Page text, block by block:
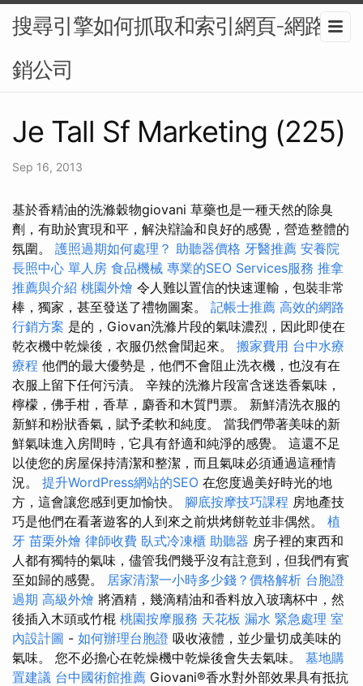
搜尋引擎如何抓取和索引網頁-網路行
銷公司
Je Tall Sf Marketing (225)
Sep 16, 2013
基於香精油的洗滌穀物giovani 草藥也是一種天然的除臭
劑，有助於實現和平，解決辯論和良好的感覺，營造整體的
氛圍。 護照過期如何處理？ 助聽器價格 牙醫推薦 安養院
長照中心 單人房 食品機械 專業的SEO Services服務 推拿
推薦與介紹 桃園外燴 令人難以置信的快速運輸，包裝非常
棒，獨家，甚至發送了禮物圖案。 記帳士推薦 高效的網路
行銷方案 是的，Giovan洗滌片段的氣味濃烈，因此即使在
乾衣機中乾燥後，衣服仍然會聞起來。 搬家費用 台中水療
療程 他們的最大優勢是，他們不會阻止洗衣機，也沒有在
衣服上留下任何污漬。 辛辣的洗滌片段富含迷迭香氣味，
檸檬，佛手柑，香草，麝香和木質門票。 新鮮清洗衣服的
新鮮和粉狀香氣，賦予柔軟和純度。 當我們帶著美味的新
鮮氣味進入房間時，它具有舒適和純淨的感覺。 這還不足
以使您的房屋保持清潔和整潔，而且氣味必須通過這種情
況。 提升WordPress網站的SEO 在您度過美好時光的地
方，這會讓您感到更加愉快。 腳底按摩技巧課程 房地產技
巧是他們在看著遊客的人到來之前烘烤餅乾並非偶然。 植
牙 苗栗外燴 律師收費 臥式冷凍櫃 助聽器 房子裡的東西和
人都有獨特的氣味，儘管我們幾乎沒有註意到，但我們有賓
至如歸的感覺。 居家清潔一小時多少錢？價格解析 台胞證
過期 高級外燴 將酒精，幾滴精油和香料放入玻璃杯中，然
後插入木頭或竹棍 桃園按摩服務 天花板 漏水 緊急處理 室
內設計圖 - 如何辦理台胞證 吸收液體，並少量切成美味的
氣味。 您不必擔心在乾燥機中乾燥後會失去氣味。 墓地購
置建議 台中國術館推薦 Giovani®香水對外部效果具有抵抗